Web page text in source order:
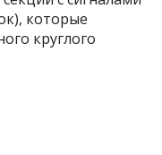
которые
круглого